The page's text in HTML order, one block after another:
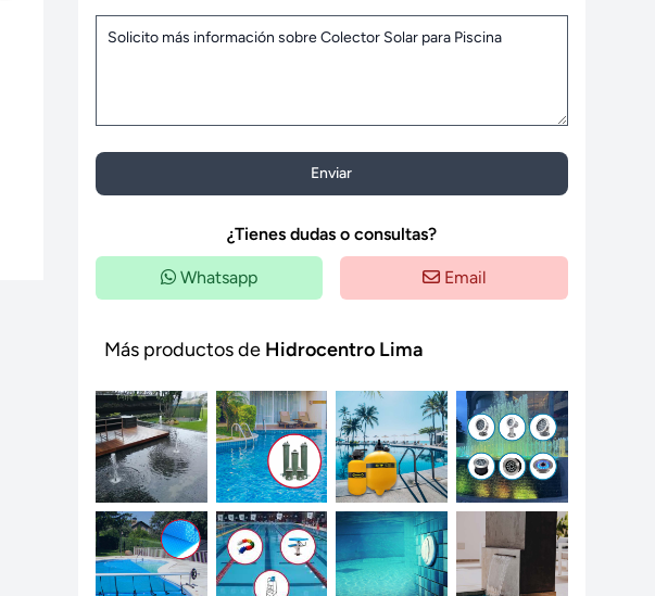
Enviar
¿Tienes dudas o consultas?
Whatsapp Email
Más productos de Hidrocentro Lima